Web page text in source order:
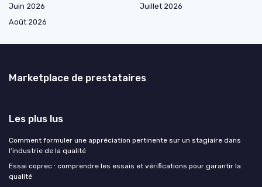
Juin 2026
Juillet 2026
Août 2026
Marketplace de prestataires
Les plus lus
Comment formuler une appréciation pertinente sur un stagiaire dans
l’industrie de la qualité
Essai coprec : comprendre les essais et vérifications pour garantir la
qualité